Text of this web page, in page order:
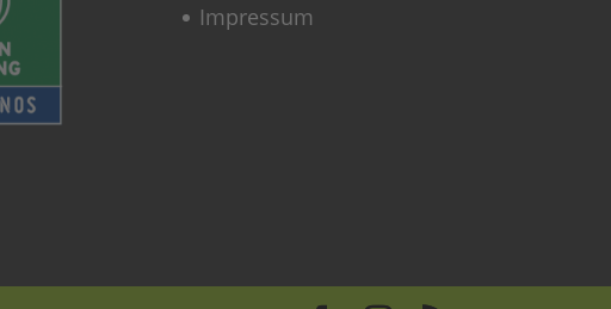
Impressum